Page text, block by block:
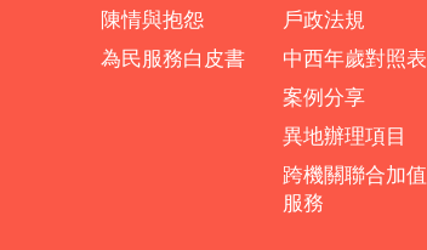
陳情與抱怨
為民服務白皮書
戶政法規
中西年歲對照表
案例分享
異地辦理項目
跨機關聯合加值
服務